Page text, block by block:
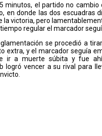
minutos, el partido no cambio
en donde las dos escuadras
la victoria, pero
regular el marcador
se procedió a
extra, y el marcador seguía
ir a muerte súbita y fue
logró vencer a su rival para